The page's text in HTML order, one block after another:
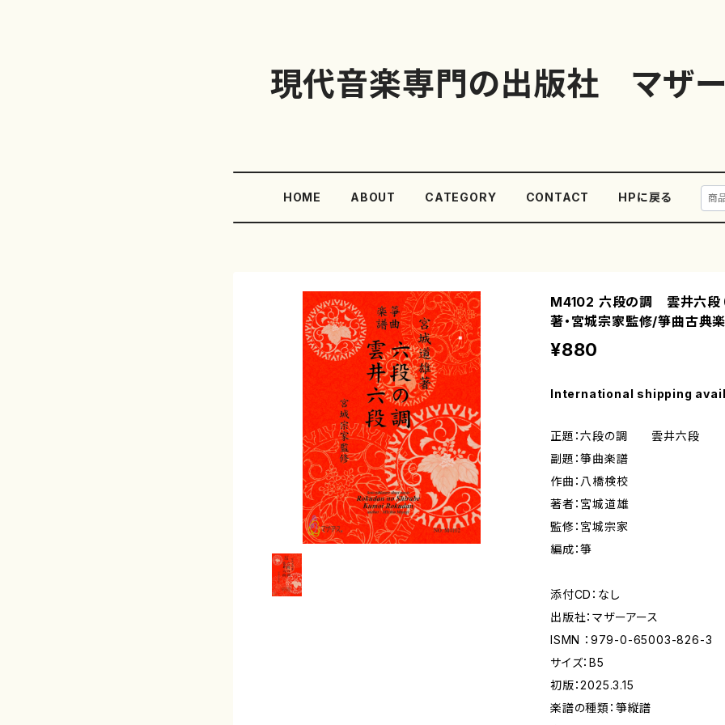
現代音楽専門の出版社 マザー
HOME ABOUT CATEGORY CONTACT HPに戻る
M4102 六段の調 雲井六段
著・宮城宗家監修/箏曲古典楽
¥880
International shipping
正題：六段の調 雲井六段
副題：箏曲楽譜
作曲：八橋検校
著者：宮城道雄
監修：宮城宗家
編成：箏
添付CD：なし
出版社：マザーアース
ISMN ：979-0-65003-826-3
サイズ：B5
初版：2025.3.15
楽譜の種類：箏縦譜